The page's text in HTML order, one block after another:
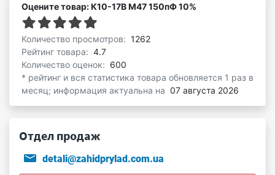
Оцените товар: К10-17В М47 150пФ 10%
Количество просмотров: 1262
Рейтинг товара: 4.7
Количество оценок: 600
* рейтинг и вся статистика товара обновляется 1 раз в
месяц; информация актуальна на 07 августа 2026
Отдел продаж
detali@zahidprylad.com.ua